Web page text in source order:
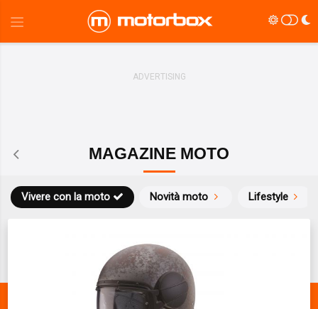
MAGAZINE MOTO
Novità moto
Vivere con la moto Lifestyle